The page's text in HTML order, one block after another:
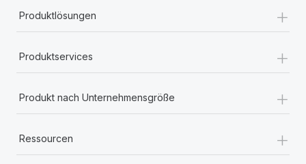
Produktlösungen +
Produktservices +
Produkt nach Unternehmensgröße +
Ressourcen +